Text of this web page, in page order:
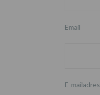
Email
E-mailadres